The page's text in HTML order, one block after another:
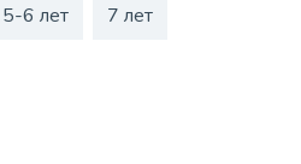
5-6 лет 7 лет